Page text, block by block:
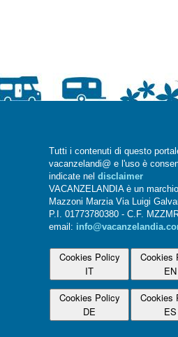
Tutti i contenuti di questo
vacanzelandi@ e l'uso è
indicate nel disclaimer
VACANZELANDIA è un
Mazzoni Marzia Via Luigi
P.I. 01773780380 - C.F.
email:
Cookies Policy
IT
Cookies
EN
Cookies Policy
DE
Cookies
ES